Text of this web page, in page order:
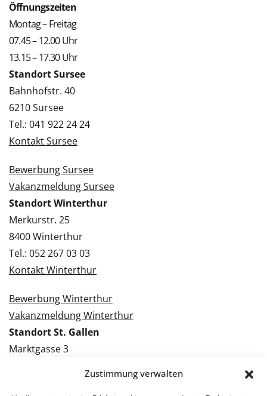
Zustimmung verwalten
Öffnungszeiten
Montag – Freitag
07.45 – 12.00 Uhr
13.15 – 17.30 Uhr
Standort Sursee
Bahnhofstr. 40
6210 Sursee
Tel.: 041 922 24 24
Kontakt Sursee
Bewerbung Sursee
Vakanzmeldung Sursee
Standort Winterthur
Merkurstr. 25
8400 Winterthur
Tel.: 052 267 03 03
Kontakt Winterthur
Bewerbung Winterthur
Vakanzmeldung Winterthur
Standort St. Gallen
Marktgasse 3